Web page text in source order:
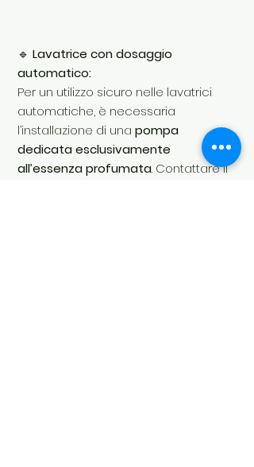
🔹 Lavatrice con dosaggio
automatico:
Per un utilizzo sicuro nelle lavatrici
automatiche, è necessaria
l’installazione di una pompa
dedicata esclusivamente
all’essenza profumata. Contattare il